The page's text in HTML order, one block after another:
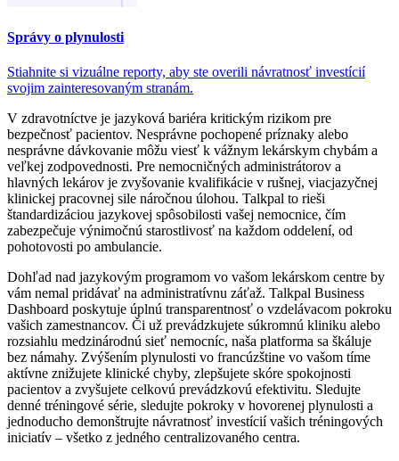
Správy o plynulosti
Stiahnite si vizuálne reporty, aby ste overili návratnosť investícií
svojim zainteresovaným stranám.
V zdravotníctve je jazyková bariéra kritickým rizikom pre
bezpečnosť pacientov. Nesprávne pochopené príznaky alebo
nesprávne dávkovanie môžu viesť k vážnym lekárskym chybám a
veľkej zodpovednosti. Pre nemocničných administrátorov a
hlavných lekárov je zvyšovanie kvalifikácie v rušnej, viacjazyčnej
klinickej pracovnej sile náročnou úlohou. Talkpal to rieši
štandardizáciou jazykovej spôsobilosti vašej nemocnice, čím
zabezpečuje výnimočnú starostlivosť na každom oddelení, od
pohotovosti po ambulancie.
Dohľad nad jazykovým programom vo vašom lekárskom centre by
vám nemal pridávať na administratívnu záťaž. Talkpal Business
Dashboard poskytuje úplnú transparentnosť o vzdelávacom pokroku
vašich zamestnancov. Či už prevádzkujete súkromnú kliniku alebo
rozsiahlu medzinárodnú sieť nemocníc, naša platforma sa škáluje
bez námahy. Zvýšením plynulosti vo francúzštine vo vašom tíme
aktívne znižujete klinické chyby, zlepšujete skóre spokojnosti
pacientov a zvyšujete celkovú prevádzkovú efektivitu. Sledujte
denné tréningové série, sledujte pokroky v hovorenej plynulosti a
jednoducho demonštrujte návratnosť investícií vašich tréningových
iniciatív – všetko z jedného centralizovaného centra.